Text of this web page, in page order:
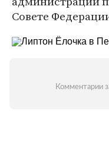
Совете
Комментарии